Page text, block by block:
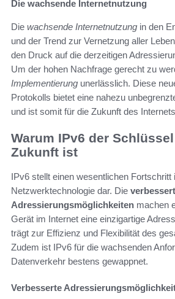
Die wachsende Internetnutzung
Die wachsende Internetnutzung in den
und der Trend zur Vernetzung aller
den Druck auf die derzeitigen
Um der hohen Nachfrage gerecht zu
Implementierung unerlässlich. Diese
Protokolls bietet eine nahezu
und ist somit für die Zukunft des
Warum IPv6 der
Zukunft ist
IPv6 stellt einen wesentlichen Fortschritt
Netzwerktechnologie dar. Die
Adressierungsmöglichkeiten machen
Gerät im Internet eine einzigartige
trägt zur Effizienz und Flexibilität des
Zudem ist IPv6 für die wachsenden
Datenverkehr bestens gewappnet.
Verbesserte